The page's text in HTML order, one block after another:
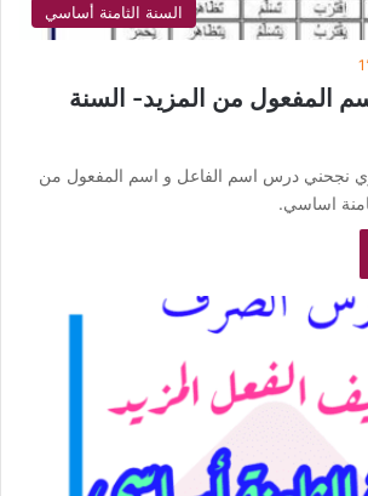
السنة الثامنة أساسي
المفعول من المزيد- السنة
نجحني درس اسم الفاعل و اسم المفعول من
اساسي.